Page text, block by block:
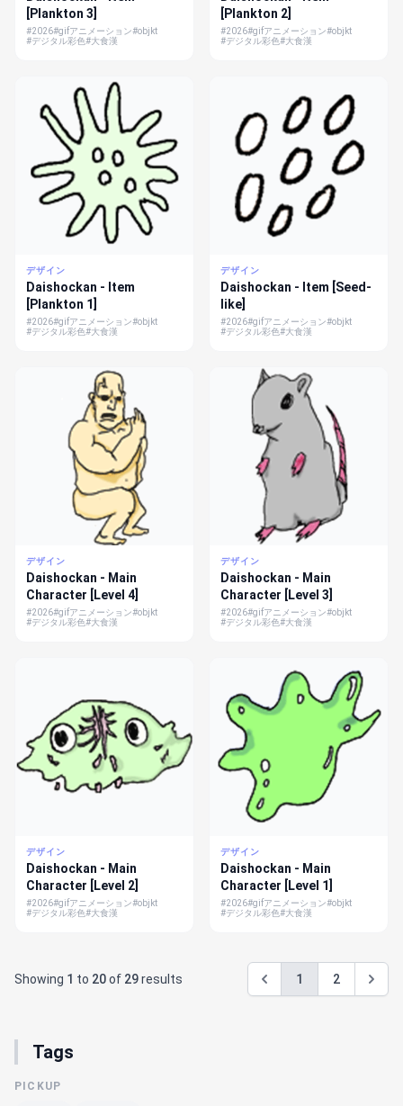
[Plankton 3]
#2026#gifアニメーション#objkt
#デジタル彩色#大食漢
[Plankton 2]
#2026#gifアニメーション#objkt
#デジタル彩色#大食漢
デザイン
Daishockan - Item
[Plankton 1]
#2026#gifアニメーション#objkt
#デジタル彩色#大食漢
デザイン
Daishockan - Item [Seed-
like]
#2026#gifアニメーション#objkt
#デジタル彩色#大食漢
デザイン
Daishockan - Main
Character [Level 4]
#2026#gifアニメーション#objkt
#デジタル彩色#大食漢
デザイン
Daishockan - Main
Character [Level 3]
#2026#gifアニメーション#objkt
#デジタル彩色#大食漢
デザイン
Daishockan - Main
Character [Level 2]
#2026#gifアニメーション#objkt
#デジタル彩色#大食漢
デザイン
Daishockan - Main
Character [Level 1]
#2026#gifアニメーション#objkt
#デジタル彩色#大食漢
Showing 1 to 20of 29results 1 2
Tags
PICKUP